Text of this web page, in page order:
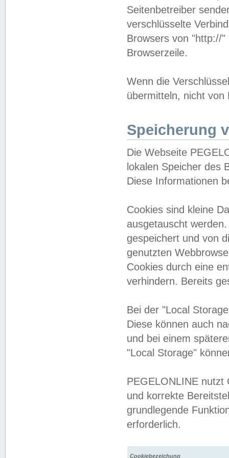
Seitenbetreiber
verschlüsselte
Browsers von "http://
Browserzeile.
Wenn die
übermitteln, nicht von
Speicherung
Die Webseite
lokalen Speicher des
Diese Informationen
Cookies sind kleine
ausgetauscht
gespeichert und von
genutzten
Cookies durch eine
verhindern. Bereits
Bei der "Local
Diese können auch
und bei einem
"Local Storage"
PEGELONLINE nutzt
und korrekte
grundlegende
erforderlich.
Cookiebezeichung